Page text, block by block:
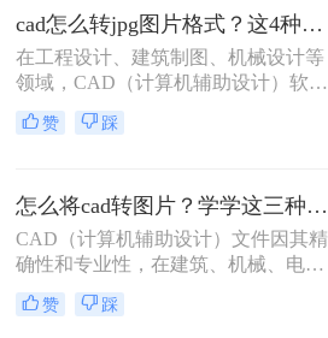
或用于演示文稿。虽然大多数CAD软
件都具备导出为图像的功能，但要获
得高质量、清晰的图片并非总是那么
简单。本文将指导你cad怎么转清晰的
图片。
cad怎么转jpg图片格式？这4种方法一分钟就能学会！
在工程设计、建筑制图、机械设计等
领域，CAD（计算机辅助设计）软件
是不可或缺的工具。然而，在某些情
况下，我们可能需要将CAD图纸转换
CAD软件的设备上查看。那么cad怎
么转jpg图片格式呢？本文将详细介绍
几种将CAD图纸转换为JPG图片格式
赞 踩
怎么将cad转图片？学学这三种方法吧!
CAD（计算机辅助设计）文件因其精
确性和专业性，在建筑、机械、电子
等领域被广泛应用。然而，有时候我
们需要在非CAD环境中展示或分享这
赞 踩